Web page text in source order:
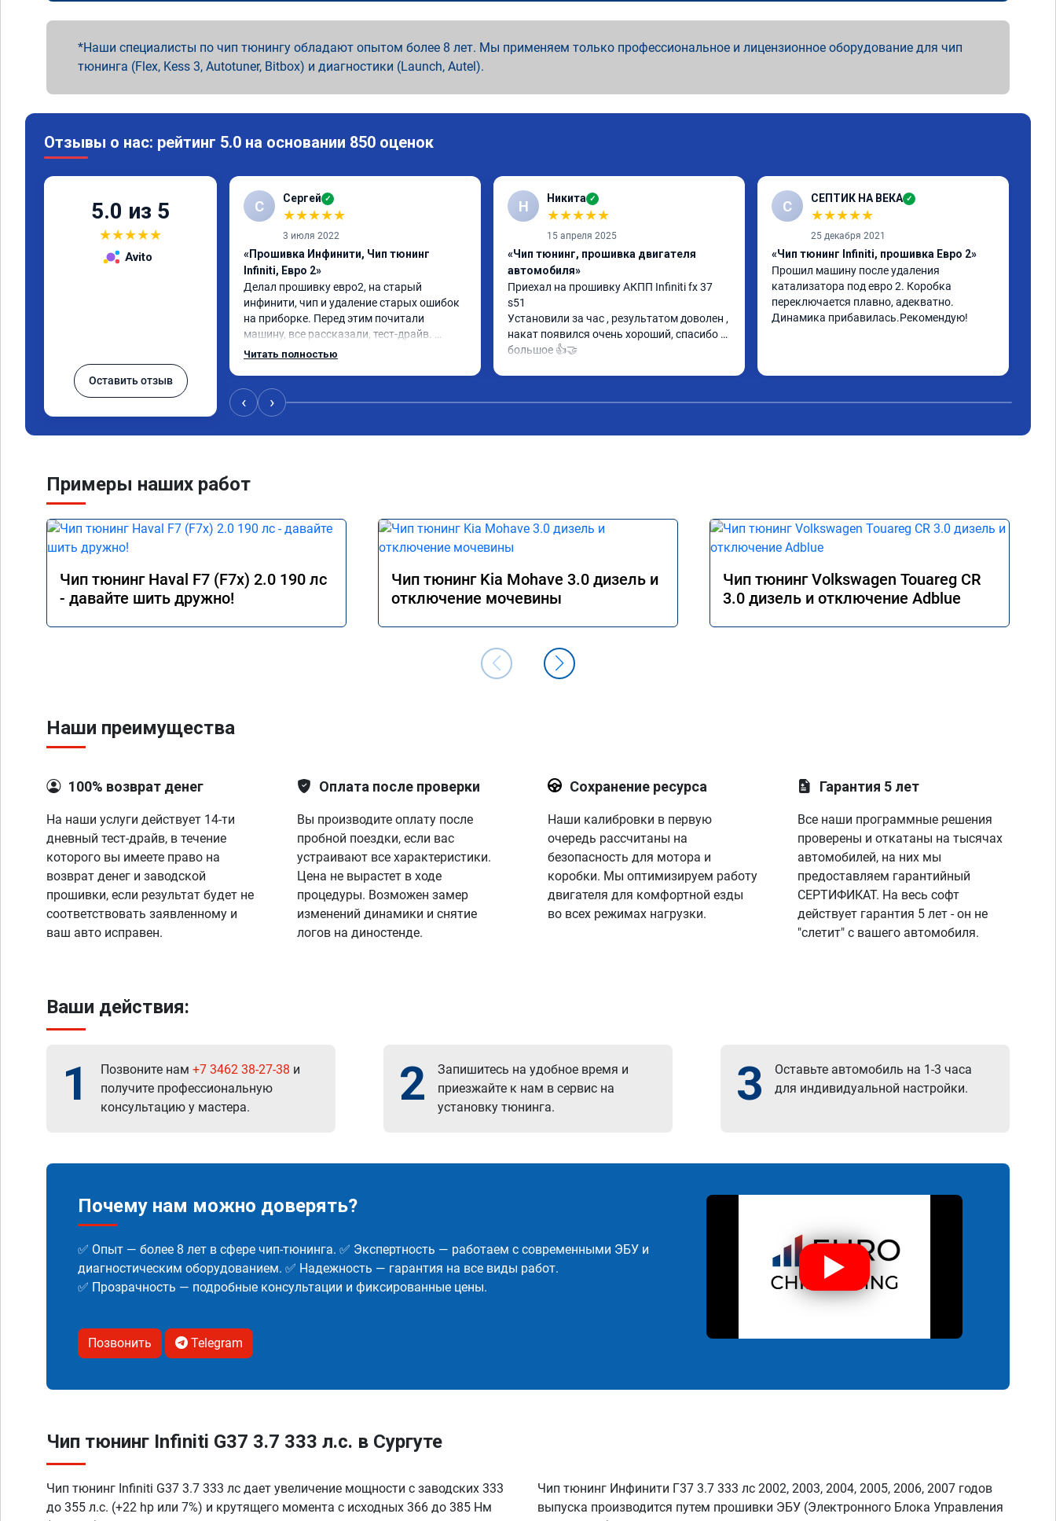
Наши специалисты по чип тюнингу обладают опытом более 8 лет. Мы применяем только профессиональное и лицензионное оборудование для чип
тюнинга (Flex, Kess 3, Autotuner, Bitbox) и диагностики (Launch, Autel).
Отзывы о нас: рейтинг 5.0 на основании 850 оценок
5.0 из 5
★★★★★
Avito
Оставить отзыв
С Сергей ✓
★★★★★
3 июля 2022
«Прошивка Инфинити, Чип тюнинг
Infiniti, Евро 2»
Делал прошивку евро2, на старый
инфинити, чип и удаление старых ошибок
на приборке. Перед этим почитали
машину, все рассказали, тест-драйв.
Результатом доволен, расход упал,
Читать полностью
Н Никита ✓
★★★★★
15 апреля 2025
«Чип тюнинг, прошивка двигателя
автомобиля»
Приехал на прошивку АКПП Infiniti fx 37
s51
Установили за час , результатом доволен ,
накат появился очень хороший, спасибо
большое 👍🤝
С СЕПТИК НА ВЕКА ✓
★★★★★
25 декабря 2021
«Чип тюнинг Infiniti, прошивка Евро 2»
Прошил машину после удаления
катализатора под евро 2. Коробка
переключается плавно, адекватно.
Динамика прибавилась.Рекомендую!
‹ ›
Примеры наших работ
Чип тюнинг Haval F7 (F7x) 2.0 190 лс
- давайте шить дружно!
Чип тюнинг Kia Mohave 3.0 дизель и
отключение мочевины
Чип тюнинг Volkswagen Touareg CR
3.0 дизель и отключение Adblue
Наши преимущества
100% возврат денег
На наши услуги действует 14-ти
дневный тест-драйв, в течение
которого вы имеете право на
возврат денег и заводской
прошивки, если результат будет не
соответствовать заявленному и
ваш авто исправен.
Оплата после проверки
Вы производите оплату после
пробной поездки, если вас
устраивают все характеристики.
Цена не вырастет в ходе
процедуры. Возможен замер
изменений динамики и снятие
логов на диностенде.
Сохранение ресурса
Наши калибровки в первую
очередь рассчитаны на
безопасность для мотора и
коробки. Мы оптимизируем работу
двигателя для комфортной езды
во всех режимах нагрузки.
Гарантия 5 лет
Все наши программные решения
проверены и откатаны на тысячах
автомобилей, на них мы
предоставляем гарантийный
СЕРТИФИКАТ. На весь софт
действует гарантия 5 лет - он не
"слетит" с вашего автомобиля.
Ваши действия:
1 Позвоните нам +7 3462 38-27-38 и
получите профессиональную
консультацию у мастера.
2
Запишитесь на удобное время и
приезжайте к нам в сервис на
установку тюнинга.
3
Оставьте автомобиль на 1-3 часа
для индивидуальной настройки.
Почему нам можно доверять?
✅ Опыт — более 8 лет в сфере чип-тюнинга. ✅ Экспертность — работаем с современными ЭБУ и
диагностическим оборудованием. ✅ Надежность — гарантия на все виды работ.
✅ Прозрачность — подробные консультации и фиксированные цены.
Позвонить Telegram
Чип тюнинг Infiniti G37 3.7 333 л.с. в Сургуте
Чип тюнинг Infiniti G37 3.7 333 лс дает увеличение мощности с заводских 333
до 355 л.с. (+22 hp или 7%) и крутящего момента с исходных 366 до 385 Нм
Чип тюнинг Инфинити Г37 3.7 333 лс 2002, 2003, 2004, 2005, 2006, 2007 годов
выпуска производится путем прошивки ЭБУ (Электронного Блока Управления